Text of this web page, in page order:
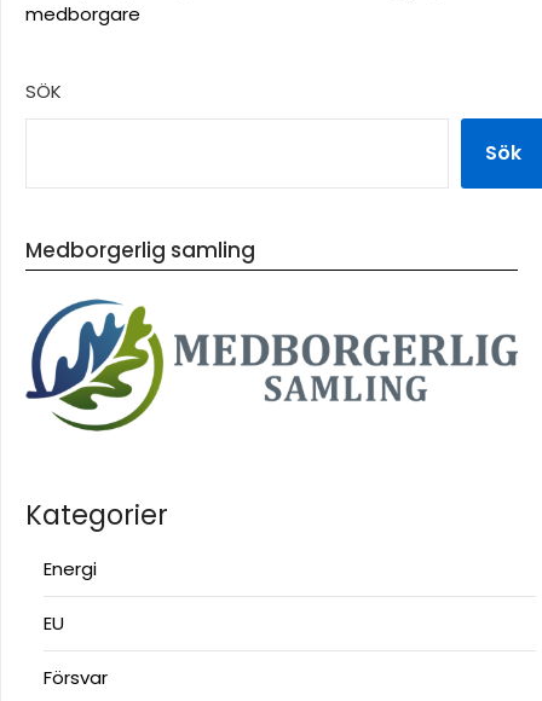
medborgare
SÖK
Sök
Medborgerlig samling
Kategorier
Energi
EU
Försvar